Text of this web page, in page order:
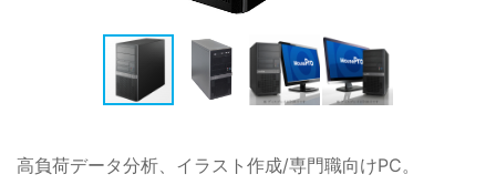
高負荷データ分析、イラスト作成/専門職向けPC。